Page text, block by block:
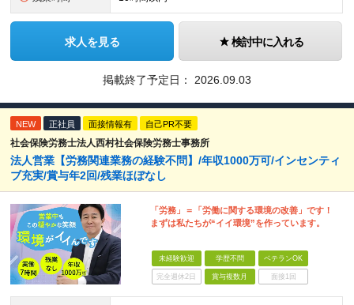
求人を見る 検討中に入れる
掲載終了予定日： 2026.09.03
NEW 正社員 面接情報有 自己PR不要
社会保険労務士法人西村社会保険労務士事務所
法人営業【労務関連業務の経験不問】/年収1000万可/インセンティ
ブ充実/賞与年2回/残業ほぼなし
「労務」＝「労働に関する環境の改善」です！
まずは私たちが“イイ環境”を作っています。
未経験歓迎 学歴不問 ベテランOK
完全週休2日 賞与複数月 面接1回